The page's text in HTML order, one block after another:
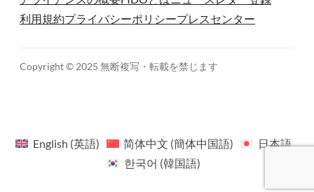
利用規約プライバシーポリシープレスセンター
Copyright © 2025 無断複写・転載を禁じます
English (英語) 简体中文 (簡体中国語)
日本語
한국어 (韓国語)